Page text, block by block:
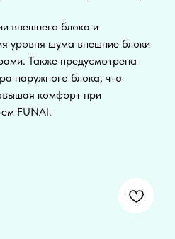
внешнего блока и
уровня шума внешние блоки
Также предусмотрена
наружного блока, что
комфорт при
FUNAI.